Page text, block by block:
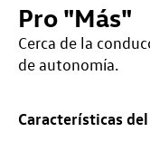
Pro "Más"
Cerca de la
de autonomía.
Características